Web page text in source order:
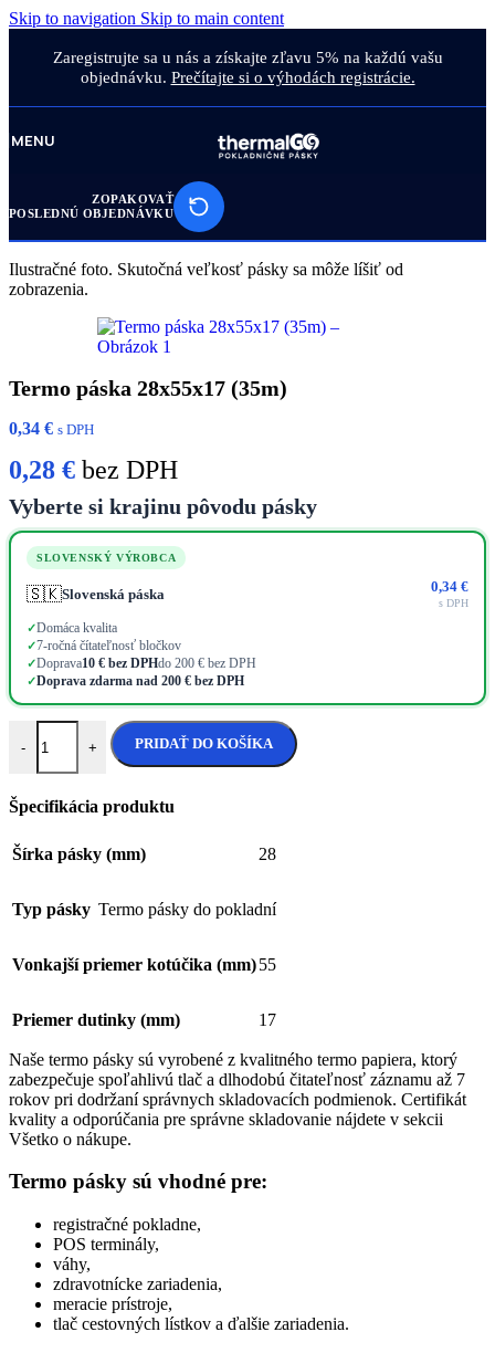
Skip to navigation Skip to main content
Zaregistrujte sa u nás a získajte zľavu 5% na každú vašu
objednávku. Prečítajte si o výhodách registrácie.
MENU
ZOPAKOVAŤ
POSLEDNÚ OBJEDNÁVKU
Ilustračné foto. Skutočná veľkosť pásky sa môže líšiť od
zobrazenia.
Termo páska 28x55x17 (35m)
0,34 € s DPH
0,28 € bez DPH
Vyberte si krajinu pôvodu pásky
SLOVENSKÝ VÝROBCA
🇸🇰Slovenská páska 0,34 €
s DPH
✓Domáca kvalita
✓7-ročná čítateľnosť bločkov
✓Doprava10 € bez DPHdo 200 € bez DPH
✓Doprava zdarma nad 200 € bez DPH
-
množstvo Termo páska 28x55x17 (35m)
+ PRIDAŤ DO KOŠÍKA
Špecifikácia produktu
Šírka pásky (mm) 28
Typ pásky Termo pásky do pokladní
Vonkajší priemer kotúčika (mm)55
Priemer dutinky (mm) 17
Naše termo pásky sú vyrobené z kvalitného termo papiera, ktorý
zabezpečuje spoľahlivú tlač a dlhodobú čitateľnosť záznamu až 7
rokov pri dodržaní správnych skladovacích podmienok. Certifikát
kvality a odporúčania pre správne skladovanie nájdete v sekcii
Všetko o nákupe.
Termo pásky sú vhodné pre:
registračné pokladne,
POS terminály,
váhy,
zdravotnícke zariadenia,
meracie prístroje,
tlač cestovných lístkov a ďalšie zariadenia.